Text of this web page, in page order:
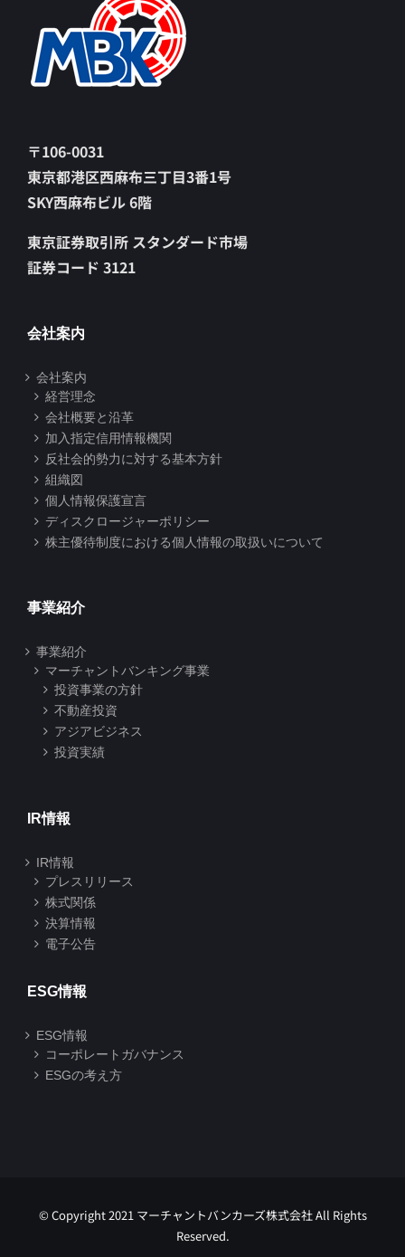
〒106-0031
東京都港区西麻布三丁目3番1号
SKY西麻布ビル 6階
東京証券取引所 スタンダード市場
証券コード 3121
会社案内
会社案内
経営理念
会社概要と沿革
加入指定信用情報機関
反社会的勢力に対する基本方針
組織図
個人情報保護宣言
ディスクロージャーポリシー
株主優待制度における個人情報の取扱いについて
事業紹介
事業紹介
マーチャントバンキング事業
投資事業の方針
不動産投資
アジアビジネス
投資実績
IR情報
IR情報
プレスリリース
株式関係
決算情報
電子公告
ESG情報
ESG情報
コーポレートガバナンス
ESGの考え方
© Copyright 2021 マーチャントバンカーズ株式会社 All Rights
Reserved.